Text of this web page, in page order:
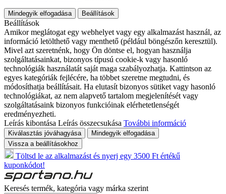
Mindegyik elfogadása Beállítások
Beállítások
Amikor meglátogat egy webhelyet vagy egy alkalmazást használ, az
információ letölthető vagy menthető (például böngészőn keresztül).
Mivel azt szeretnénk, hogy Ön döntse el, hogyan használja
szolgáltatásainkat, bizonyos típusú cookie-k vagy hasonló
technológiák használatát saját maga szabályozhatja. Kattintson az
egyes kategóriák fejlécére, ha többet szeretne megtudni, és
módosíthatja beállításait. Ha elutasít bizonyos sütiket vagy hasonló
technológiákat, az nem alapvető tartalom megjelenítését vagy
szolgáltatásaink bizonyos funkcióinak elérhetetlenségét
eredményezheti.
Leírás kibontása Leírás összecsukása További információ
Kiválasztás jóváhagyása
Mindegyik elfogadása
Vissza a beállításokhoz
Töltsd le az alkalmazást és nyerj egy 3500 Ft értékű
kuponkódot!
Keresés termék, kategória vagy márka szerint